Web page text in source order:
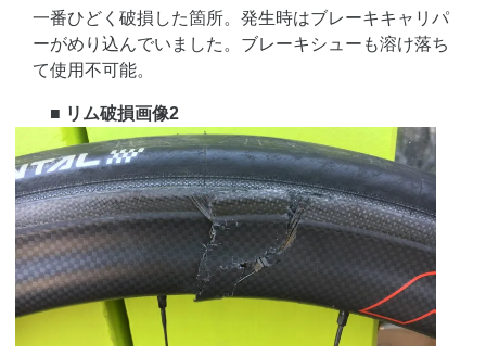
一番ひどく破損した箇所。発生時はブレーキキャリパ
ーがめり込んでいました。ブレーキシューも溶け落ち
て使用不可能。
■ リム破損画像2